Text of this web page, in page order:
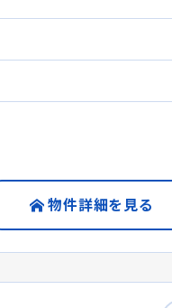
物件詳細を見る